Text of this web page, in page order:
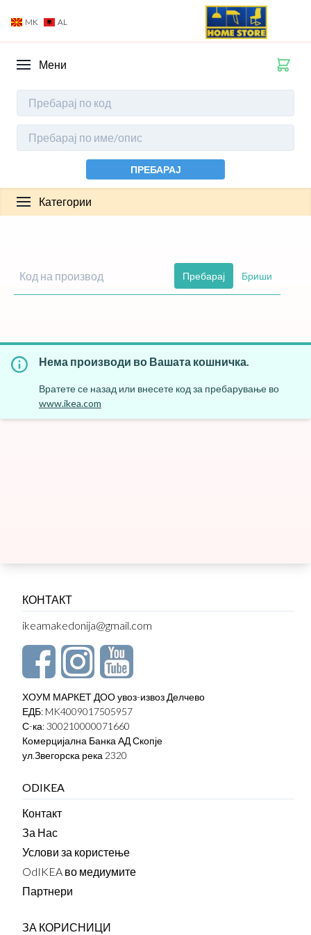
MK AL
Мени
ПРЕБАРАЈ
Категории
Пребарај Бриши
Нема производи во Вашата кошничка.
Вратете се назад или внесете код за пребарување во
www.ikea.com
КОНТАКТ
ikeamakedonija@gmail.com
ХОУМ МАРКЕТ ДОО увоз-извоз Делчево
ЕДБ: MK4009017505957
С-ка: 300210000071660
Комерцијална Банка АД Скопје
ул.Звегорска река 2320
ODIKEA
Контакт
За Нас
Услови за користење
OdIKEA во медиумите
Партнери
ЗА КОРИСНИЦИ